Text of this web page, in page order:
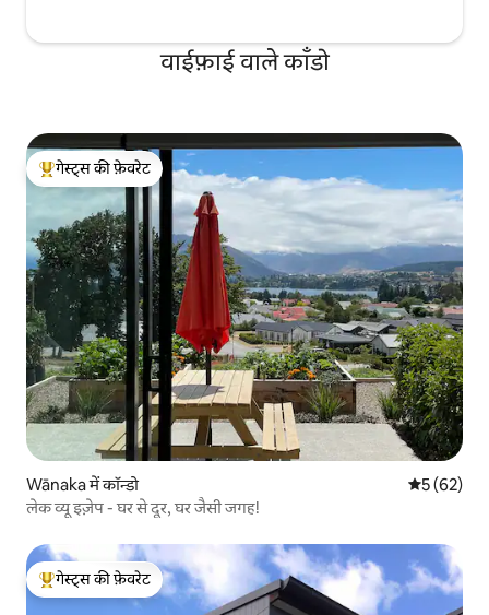
वाईफ़ाई वाले काँडो
गेस्ट्स का टॉप फ़ेवरेट
गेस्ट्स की फ़ेवरेट
Wānaka में कॉन्डो औसत रेटिंग
5 (62)
लेक व्यू इज़ेप - घर से दूर, घर जैसी जगह!
गेस्ट्स का टॉप फ़ेवरेट
गेस्ट्स की फ़ेवरेट